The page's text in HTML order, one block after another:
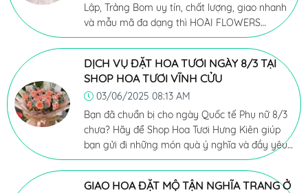
Lập, Trảng Bom uy tín, chất lượng, giao nhanh
và mẫu mã đa dạng thì HOÀI FLOWERS
(HƯNG KIÊN FLOWER) chính là lựa chọn hoàn
hảo. Chúng tôi là địa chỉ chuyên cung cấp hoa
tươi, hoa bó, hoa giỏ, hoa chúc mừng, hoa khai
trương, hoa tang lễ… phục vụ khu vực Tân Lập,
Trảng Bom và lân cận.
DỊCH VỤ ĐẶT HOA TƯƠI NGÀY 8/3 TẠI
SHOP HOA TƯƠI VĨNH CỬU
03/06/2025 08:13 AM
Bạn đã chuẩn bị cho ngày Quốc tế Phụ nữ 8/3
chưa? Hãy để Shop Hoa Tươi Hưng Kiên giúp
bạn gửi đi những món quà ý nghĩa và đầy yêu
thương tới những người phụ nữ quan trọng
trong cuộc sống của bạn.
GIAO HOA ĐẶT MỘ TẬN NGHĨA TRANG Ở